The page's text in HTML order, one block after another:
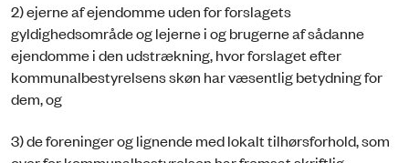
2) ejerne af ejendomme uden for forslagets
gyldighedsområde og lejerne i og brugerne af sådanne
ejendomme i den udstrækning, hvor forslaget efter
kommunalbestyrelsens skøn har væsentlig betydning for
dem, og
3) de foreninger og lignende med lokalt tilhørsforhold, som